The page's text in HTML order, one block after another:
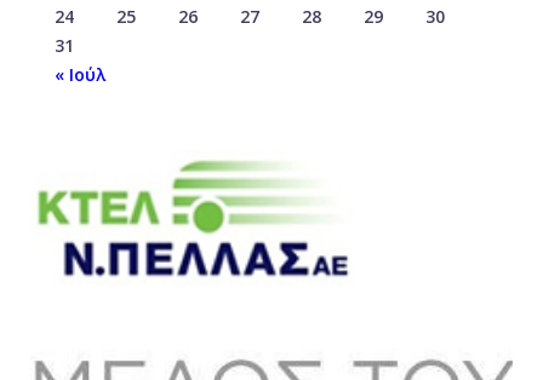
24
25 26 27 28 29
30
31
« Ιούλ